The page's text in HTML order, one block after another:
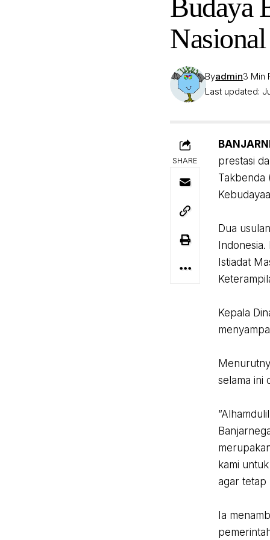
Budaya
Nasional
Last updated:
Byadmin3 Min
SHARE
prestasi
Takbenda
‎Dua
Istiadat
‎Kepala
selama ini
kami
agar tetap
‎Ia